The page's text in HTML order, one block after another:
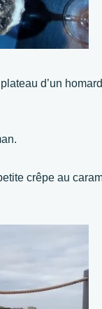
d’un
crêpe au